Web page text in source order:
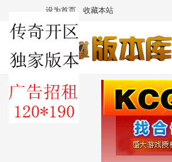
设为首页 收藏本站